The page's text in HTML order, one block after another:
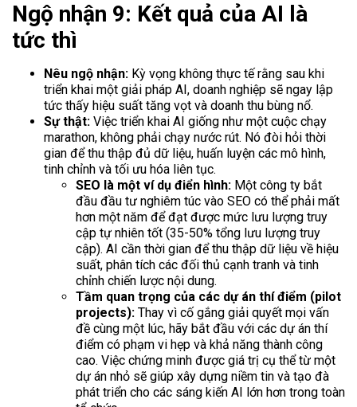
Ngộ nhận 9: Kết quả của AI là
tức thì
Nêu ngộ nhận: Kỳ vọng không thực tế rằng sau khi
triển khai một giải pháp AI, doanh nghiệp sẽ ngay lập
tức thấy hiệu suất tăng vọt và doanh thu bùng nổ.
Sự thật: Việc triển khai AI giống như một cuộc chạy
marathon, không phải chạy nước rút. Nó đòi hỏi thời
gian để thu thập đủ dữ liệu, huấn luyện các mô hình,
tinh chỉnh và tối ưu hóa liên tục.
SEO là một ví dụ điển hình: Một công ty bắt
đầu đầu tư nghiêm túc vào SEO có thể phải mất
hơn một năm để đạt được mức lưu lượng truy
cập tự nhiên tốt (35-50% tổng lưu lượng truy
cập). AI cần thời gian để thu thập dữ liệu về hiệu
suất, phân tích các đối thủ cạnh tranh và tinh
chỉnh chiến lược nội dung.
Tầm quan trọng của các dự án thí điểm (pilot
projects): Thay vì cố gắng giải quyết mọi vấn
đề cùng một lúc, hãy bắt đầu với các dự án thí
điểm có phạm vi hẹp và khả năng thành công
cao. Việc chứng minh được giá trị cụ thể từ một
dự án nhỏ sẽ giúp xây dựng niềm tin và tạo đà
phát triển cho các sáng kiến AI lớn hơn trong toàn